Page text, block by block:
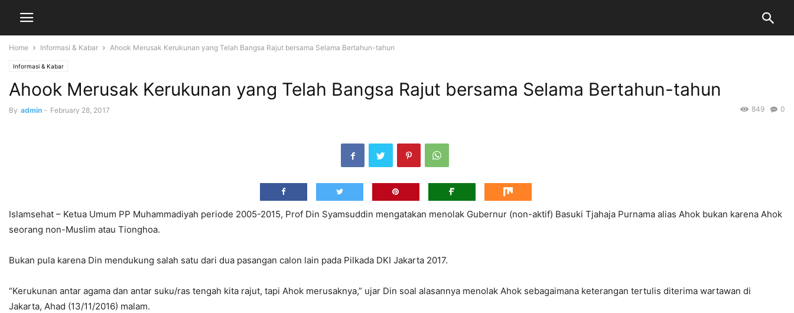
Home Informasi & Kabar Ahook Merusak Kerukunan yang Telah Bangsa Rajut bersama Selama Bertahun-tahun
Informasi & Kabar
Ahook Merusak Kerukunan yang Telah Bangsa Rajut bersama Selama Bertahun-tahun
By admin - February 28, 2017 0
849
Islamsehat – Ketua Umum PP Muhammadiyah periode 2005-2015, Prof Din Syamsuddin mengatakan menolak Gubernur (non-aktif) Basuki Tjahaja Purnama alias Ahok bukan karena Ahok
seorang non-Muslim atau Tionghoa.
Bukan pula karena Din mendukung salah satu dari dua pasangan calon lain pada Pilkada DKI Jakarta 2017.
“Kerukunan antar agama dan antar suku/ras tengah kita rajut, tapi Ahok merusaknya,” ujar Din soal alasannya menolak Ahok sebagaimana keterangan tertulis diterima wartawan di
Jakarta, Ahad (13/11/2016) malam.